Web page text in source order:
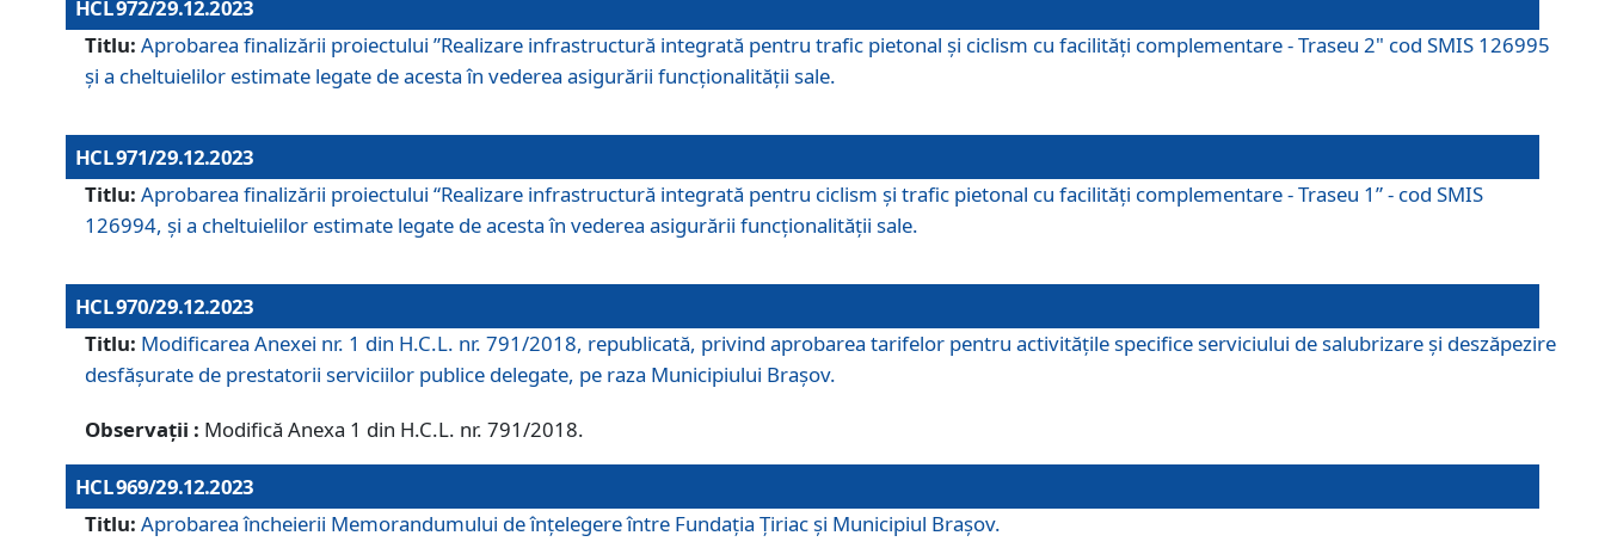
HCL 972/29.12.2023
Titlu: Aprobarea finalizării proiectului ”Realizare infrastructură integrată pentru trafic pietonal și ciclism cu facilități complementare - Traseu 2" cod SMIS 126995
și a cheltuielilor estimate legate de acesta în vederea asigurării funcționalității sale.
HCL 971/29.12.2023
Titlu: Aprobarea finalizării proiectului “Realizare infrastructură integrată pentru ciclism şi trafic pietonal cu facilităţi complementare - Traseu 1” - cod SMIS
126994, și a cheltuielilor estimate legate de acesta în vederea asigurării funcționalității sale.
HCL 970/29.12.2023
Titlu: Modificarea Anexei nr. 1 din H.C.L. nr. 791/2018, republicată, privind aprobarea tarifelor pentru activitățile specifice serviciului de salubrizare și deszăpezire
desfășurate de prestatorii serviciilor publice delegate, pe raza Municipiului Brașov.
Observații : Modifică Anexa 1 din H.C.L. nr. 791/2018.
HCL 969/29.12.2023
Titlu: Aprobarea încheierii Memorandumului de înțelegere între Fundația Țiriac și Municipiul Brașov.